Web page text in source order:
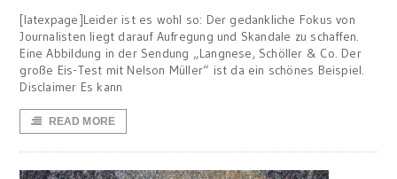
[latexpage]Leider ist es wohl so: Der gedankliche Fokus von
Journalisten liegt darauf Aufregung und Skandale zu schaffen.
Eine Abbildung in der Sendung „Langnese, Schöller & Co. Der
große Eis-Test mit Nelson Müller“ ist da ein schönes Beispiel.
Disclaimer Es kann
READ MORE